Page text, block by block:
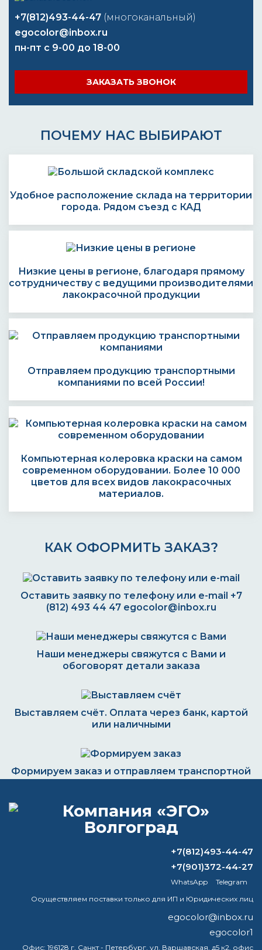
+7(812)493-44-47 (многоканальный)
egocolor@inbox.ru
пн-пт с 9-00 до 18-00
ЗАКАЗАТЬ ЗВОНОК
ПОЧЕМУ НАС ВЫБИРАЮТ
Удобное расположение склада на территории
города. Рядом съезд с КАД
Низкие цены в регионе, благодаря прямому
сотрудничеству с ведущими производителями
лакокрасочной продукции
Отправляем продукцию транспортными
компаниями по всей России!
Компьютерная колеровка краски на самом
современном оборудовании. Более 10 000
цветов для всех видов лакокрасочных
материалов.
КАК ОФОРМИТЬ ЗАКАЗ?
Оставить заявку по телефону или e-mail +7
(812) 493 44 47 egocolor@inbox.ru
Наши менеджеры свяжутся с Вами и
обоговорят детали заказа
Выставляем счёт. Оплата через банк, картой
или наличными
Формируем заказ и отправляем транспортной
компанией
ВОПРОС-ОТВЕТ
Можно ли красить по цинку?
Как выполнить смывку старой краски
Чем отмыть краску от дорожной
+7(812)493-44-47
+7(901)372-44-27
WhatsApp
Telegram
Осуществляем поставки только для ИП и Юридических лиц
egocolor@inbox.ru
egocolor1
Офис: 196128 г. Санкт - Петербург, ул. Варшавская, д5 к2, офис